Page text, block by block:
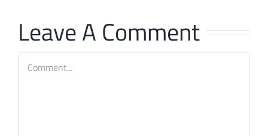
Leave A Comment